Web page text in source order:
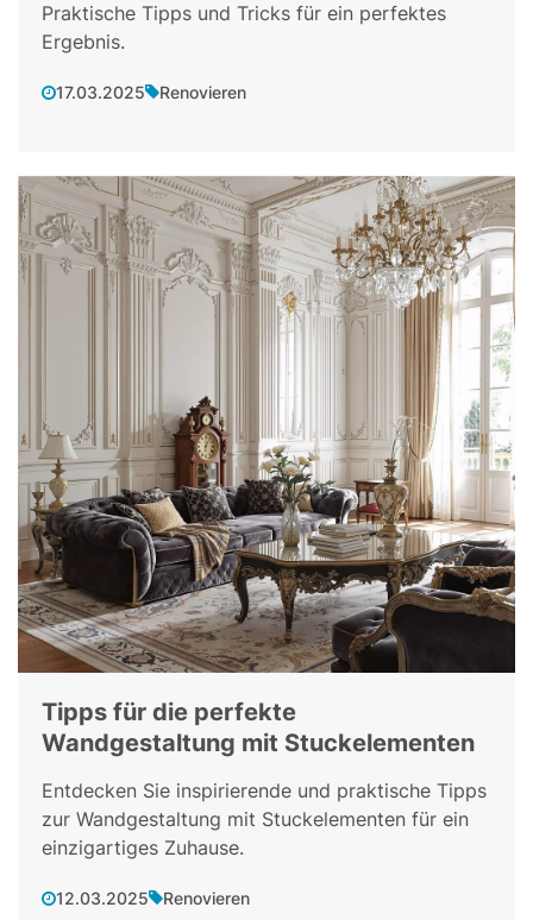
Praktische Tipps und Tricks für ein perfektes
Ergebnis.
17.03.2025 Renovieren
Tipps für die perfekte
Wandgestaltung mit Stuckelementen
Entdecken Sie inspirierende und praktische Tipps
zur Wandgestaltung mit Stuckelementen für ein
einzigartiges Zuhause.
12.03.2025 Renovieren